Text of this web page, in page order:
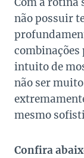
não possuir
combinações
intuito de
não ser
mesmo
Confira